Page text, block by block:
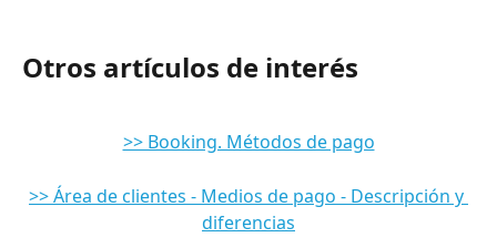
Otros artículos de interés
>> Booking. Métodos de pago
>> Área de clientes - Medios de pago - Descripción y
diferencias